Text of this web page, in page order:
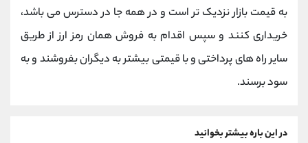
به قیمت بازار نزدیک تر است و در همه جا در دسترس می باشد،
خریداری کنند و سپس اقدام به فروش همان رمز ارز از طریق
سایر راه های پرداختی و با قیمتی بیشتر به دیگران بفروشند و به
سود برسند.
در این باره بیشتر بخوانید